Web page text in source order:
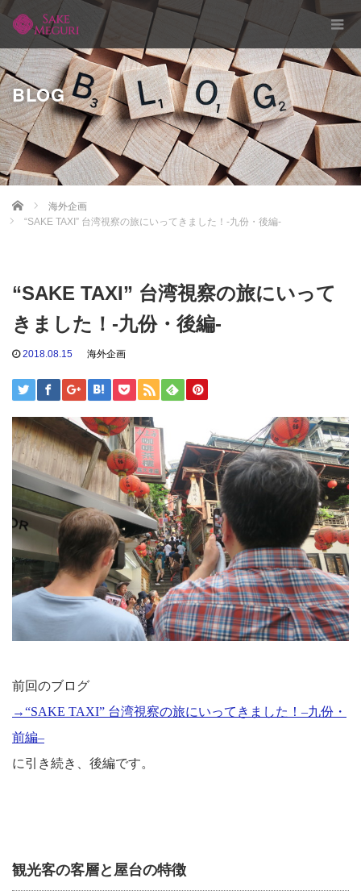
BLOG
Home
海外企画
“SAKE TAXI” 台湾視察の旅にいってきました！-九份・後編-
“SAKE TAXI” 台湾視察の旅にいって
きました！-九份・後編-
2018.08.15 海外企画
前回のブログ
→“SAKE TAXI” 台湾視察の旅にいってきました！ –九份・
前編–
に引き続き、後編です。
観光客の客層と屋台の特徴